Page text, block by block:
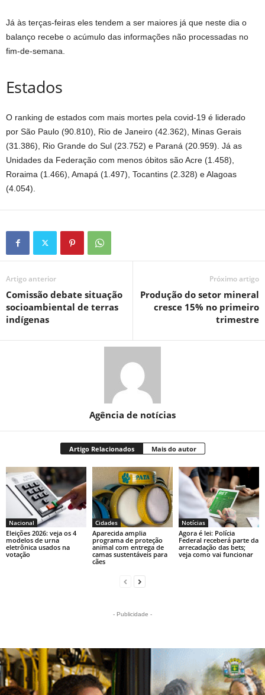
Já às terças-feiras eles tendem a ser maiores já que neste dia o
balanço recebe o acúmulo das informações não processadas no
fim-de-semana.
Estados
O ranking de estados com mais mortes pela covid-19 é liderado
por São Paulo (90.810), Rio de Janeiro (42.362), Minas Gerais
(31.386), Rio Grande do Sul (23.752) e Paraná (20.959). Já as
Unidades da Federação com menos óbitos são Acre (1.458),
Roraima (1.466), Amapá (1.497), Tocantins (2.328) e Alagoas
(4.054).
Artigo anterior
Comissão debate situação
socioambiental de terras
indígenas
Próximo artigo
Produção do setor mineral
cresce 15% no primeiro
trimestre
Agência de notícias
Artigo Relacionados Mais do autor
Nacional
Eleições 2026: veja os 4
modelos de urna
eletrônica usados na
votação
Cidades
Aparecida amplia
programa de proteção
animal com entrega de
camas sustentáveis para
cães
Notícias
Agora é lei: Polícia
Federal receberá parte da
arrecadação das bets;
veja como vai funcionar
- Publicidade -